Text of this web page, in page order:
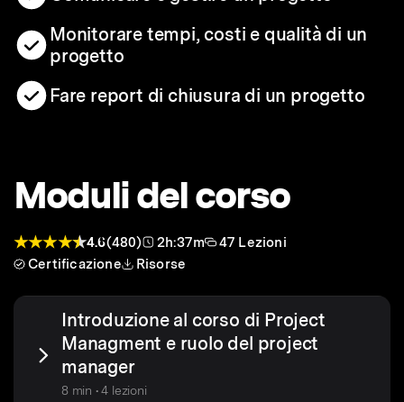
Monitorare tempi, costi e qualità di un
progetto
Fare report di chiusura di un progetto
Moduli del corso
4.6(480) 2h:37m
47 Lezioni
Certificazione
Risorse
Introduzione al corso di Project
Managment e ruolo del project
manager
8 min • 4 lezioni